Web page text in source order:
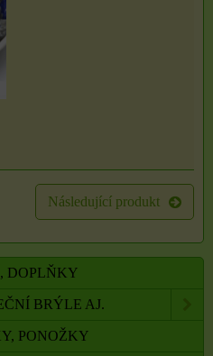
Následující produkt
DOPLŇKY
BRÝLE AJ.
PONOŽKY